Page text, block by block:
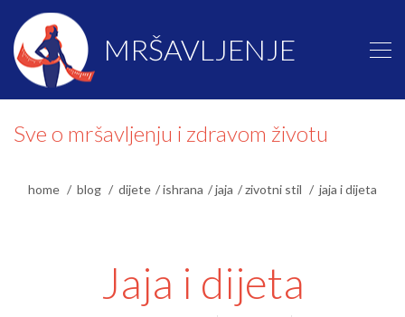
MRŠAVLJENJE
Sve o mršavljenju i zdravom životu
home blog dijete ishrana jaja zivotni stil jaja i dijeta
Jaja i dijeta